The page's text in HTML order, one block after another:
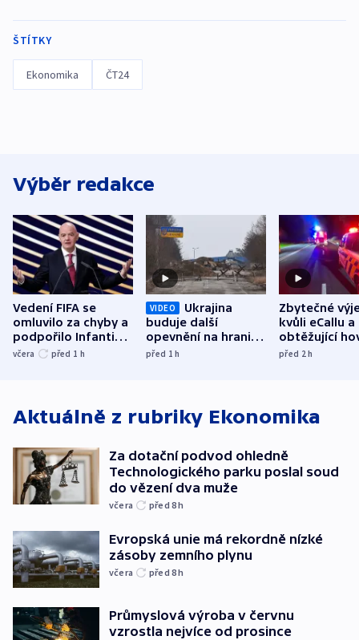
ŠTÍTKY
Ekonomika ČT24
Výběr redakce
Vedení FIFA se
omluvilo za chyby a
podpořilo Infantina.
UEFA trvá na
včera před 1 h
VIDEO
Ukrajina
buduje další
opevnění na hranici
s Běloruskem
před 1h
Zbytečné
kvůli eCallu a
obtěžující
zdržují
před 2h
Aktuálně z rubriky Ekonomika
Za dotační podvod ohledně
Technologického parku poslal soud
do vězení dva muže
včera před 8h
Evropská unie má rekordně nízké
zásoby zemního plynu
včera před 8h
Průmyslová výroba v červnu
vzrostla nejvíce od prosince